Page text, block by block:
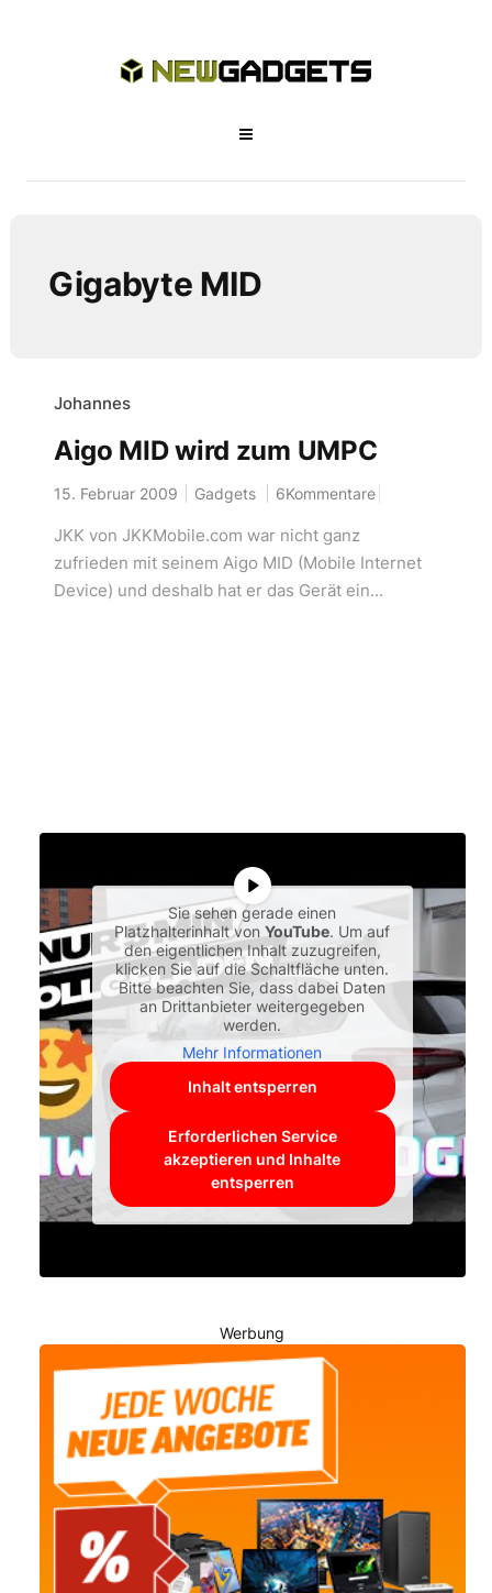
Gigabyte MID
Johannes
Aigo MID wird zum UMPC
15. Februar 2009 Gadgets 6Kommentare
JKK von JKKMobile.com war nicht ganz
zufrieden mit seinem Aigo MID (Mobile Internet
Device) und deshalb hat er das Gerät ein...
Sie sehen gerade einen
Platzhalterinhalt vonYouTube. Um auf
den eigentlichen Inhalt zuzugreifen,
klicken Sie auf die Schaltfläche unten.
Bitte beachten Sie, dass dabei Daten
an Drittanbieter weitergegeben
werden.
Mehr Informationen
Inhalt entsperren
Erforderlichen Service
akzeptieren und Inhalte
entsperren
Werbung